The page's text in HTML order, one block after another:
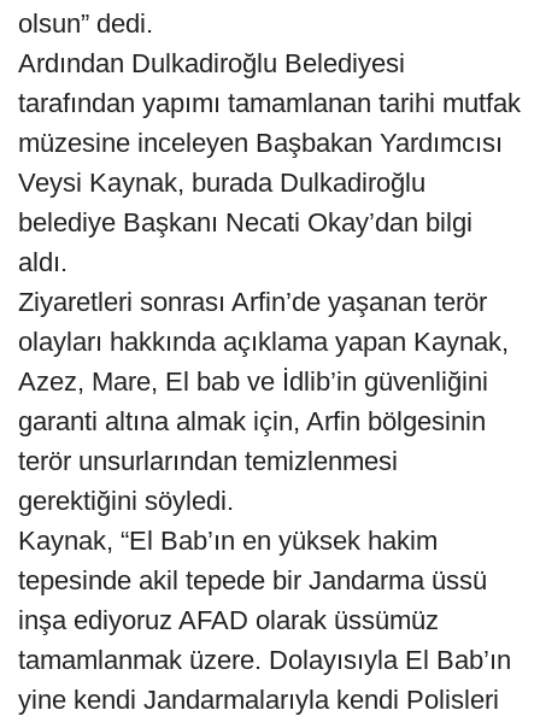
olsun” dedi.
Ardından Dulkadiroğlu Belediyesi
tarafından yapımı tamamlanan tarihi mutfak
müzesine inceleyen Başbakan Yardımcısı
Veysi Kaynak, burada Dulkadiroğlu
belediye Başkanı Necati Okay’dan bilgi
aldı.
Ziyaretleri sonrası Arfin’de yaşanan terör
olayları hakkında açıklama yapan Kaynak,
Azez, Mare, El bab ve İdlib’in güvenliğini
garanti altına almak için, Arfin bölgesinin
terör unsurlarından temizlenmesi
gerektiğini söyledi.
Kaynak, “El Bab’ın en yüksek hakim
tepesinde akil tepede bir Jandarma üssü
inşa ediyoruz AFAD olarak üssümüz
tamamlanmak üzere. Dolayısıyla El Bab’ın
yine kendi Jandarmalarıyla kendi Polisleri